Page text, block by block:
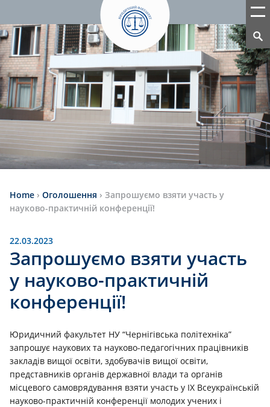
Home › Оголошення › Запрошуємо взяти участь у
науково-практичній конференції!
22.03.2023
Запрошуємо взяти участь
у науково-практичній
конференції!
Юридичний факультет НУ “Чернігівська політехніка”
запрошує наукових та науково-педагогічних працівників
закладів вищої освіти, здобувачів вищої освіти,
представників органів державної влади та органів
місцевого самоврядування взяти участь у ІХ Всеукраїнській
науково-практичній конференції молодих учених і